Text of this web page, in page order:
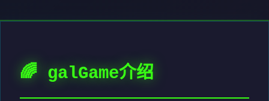
🌈 galGame介绍